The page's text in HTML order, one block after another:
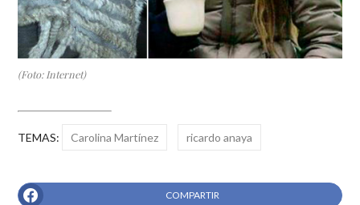
(Foto: Internet)
TEMAS: Carolina Martínez ricardo anaya
COMPARTIR